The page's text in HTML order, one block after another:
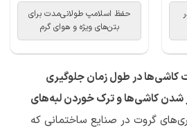
حفظ اسلامپ طولانی‌مدت برای
بتن‌های ویژه و هوای گرم
کاشی‌ها در طول زمان جلوگیری
شدن کاشی‌ها و ترک خوردن لبه‌های
گروت در صنایع ساختمانی که